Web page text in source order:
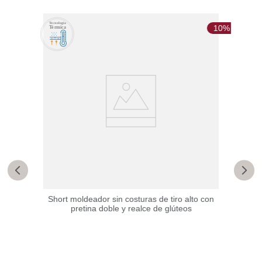
10%
Short moldeador sin costuras de tiro alto con
pretina doble y realce de glúteos